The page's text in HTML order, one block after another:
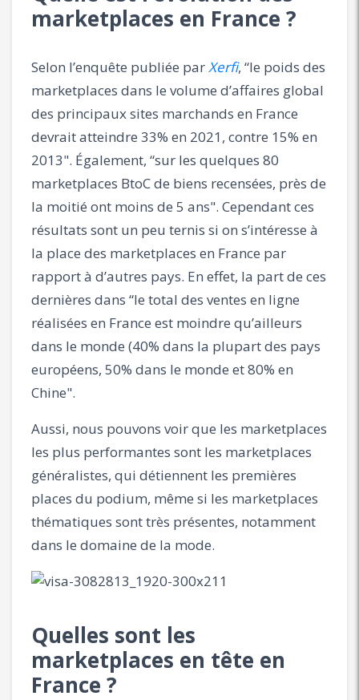
marketplaces en France ?
Selon l’enquête publiée parXerfi, “le poids des
marketplaces dans le volume d’affaires global
des principaux sites marchands en France
devrait atteindre 33% en 2021, contre 15% en
2013". Également, “sur les quelques 80
marketplaces BtoC de biens recensées, près de
la moitié ont moins de 5 ans". Cependant ces
résultats sont un peu ternis si on s’intéresse à
la place des marketplaces en France par
rapport à d’autres pays. En effet, la part de ces
dernières dans “le total des ventes en ligne
réalisées en France est moindre qu’ailleurs
dans le monde (40% dans la plupart des pays
européens, 50% dans le monde et 80% en
Chine".
Aussi, nous pouvons voir que les marketplaces
les plus performantes sont les marketplaces
généralistes, qui détiennent les premières
places du podium, même si les marketplaces
thématiques sont très présentes, notamment
dans le domaine de la mode.
Quelles sont les
marketplaces en tête en
France ?